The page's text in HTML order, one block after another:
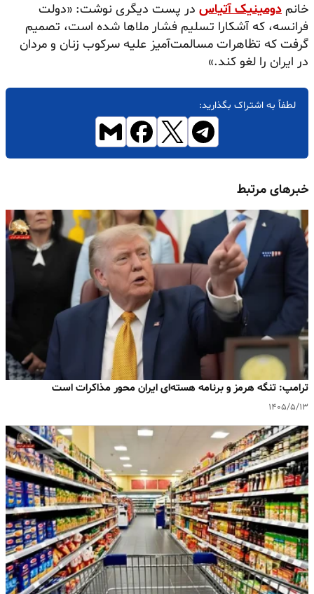
خانم دومینیک آتیاس در پست دیگری نوشت: «دولت
فرانسه، که آشکارا تسلیم فشار ملاها شده است، تصمیم
گرفت که تظاهرات مسالمت‌آمیز علیه سرکوب زنان و مردان
در ایران را لغو کند.»
لطفاً به اشتراک بگذارید:
خبرهای مرتبط
ترامپ: تنگه هرمز و برنامه هسته‌ای ایران محور مذاکرات است
۱۴۰۵/۵/۱۳